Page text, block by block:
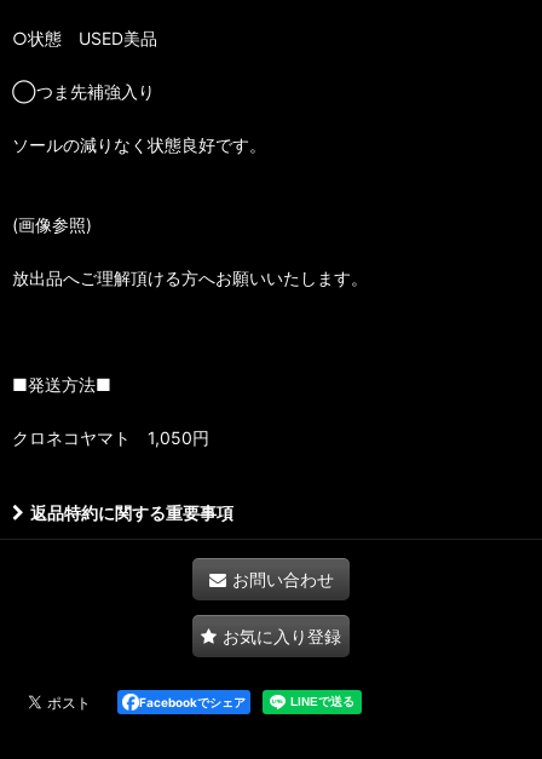
○状態 USED美品
◯つま先補強入り
ソールの減りなく状態良好です。
(画像参照)
放出品へご理解頂ける方へお願いいたします。
■発送方法■
クロネコヤマト 1,050円
返品特約に関する重要事項
お問い合わせ
お気に入り登録
Facebookでシェア